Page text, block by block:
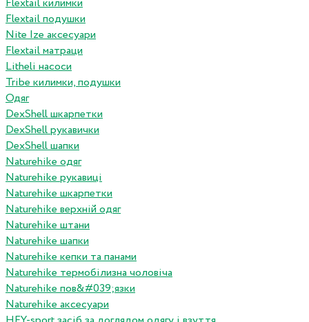
Flextail килимки
Flextail подушки
Nite Ize аксесуари
Flextail матраци
Litheli насоси
Tribe килимки, подушки
Одяг
DexShell шкарпетки
DexShell рукавички
DexShell шапки
Naturehike одяг
Naturehike рукавиці
Naturehike шкарпетки
Naturehike верхній одяг
Naturehike штани
Naturehike шапки
Naturehike кепки та панами
Naturehike термобілизна чоловіча
Naturehike пов&#039;язки
Naturehike аксесуари